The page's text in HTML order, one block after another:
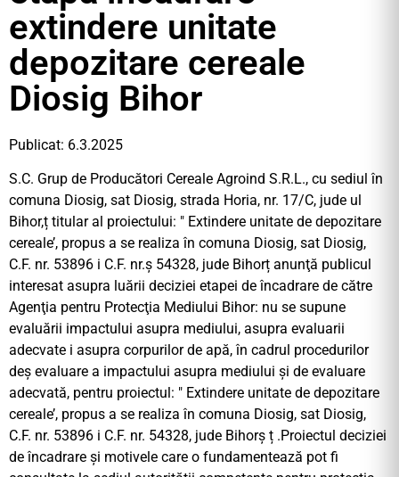
extindere unitate
depozitare cereale
Diosig Bihor
Publicat: 6.3.2025
S.C. Grup de Producători Cereale Agroind S.R.L., cu sediul în
comuna Diosig, sat Diosig, strada Horia, nr. 17/C, jude ul
Bihor,ț titular al proiectului: ″ Extindere unitate de depozitare
cereale’, propus a se realiza în comuna Diosig, sat Diosig,
C.F. nr. 53896 i C.F. nr.ș 54328, jude Bihorț anunţă publicul
interesat asupra luării deciziei etapei de încadrare de către
Agenţia pentru Protecţia Mediului Bihor: nu se supune
evaluării impactului asupra mediului, asupra evaluarii
adecvate i asupra corpurilor de apă, în cadrul procedurilor
deș evaluare a impactului asupra mediului şi de evaluare
adecvată, pentru proiectul: ″ Extindere unitate de depozitare
cereale’, propus a se realiza în comuna Diosig, sat Diosig,
C.F. nr. 53896 i C.F. nr. 54328, jude Bihorș ț .Proiectul deciziei
de încadrare şi motivele care o fundamentează pot fi